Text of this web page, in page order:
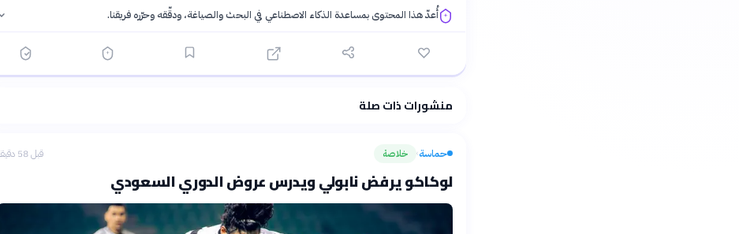
أُعدّ هذا المحتوى بمساعدة الذكاء الاصطناعي في البحث والصياغة، ودقّقه وحرّره فريقنا.
منشورات ذات صلة
حماسة› خلاصة قبل 58 دقيقة
لوكاكو يرفض نابولي ويدرس عروض الدوري السعودي